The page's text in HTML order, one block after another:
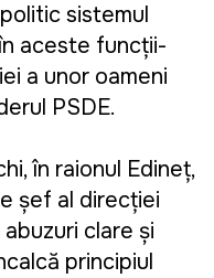
sistemul
aceste funcții-
a unor oameni
PSDE.
în raionul Edineț,
șef al direcției
clare și
principiul